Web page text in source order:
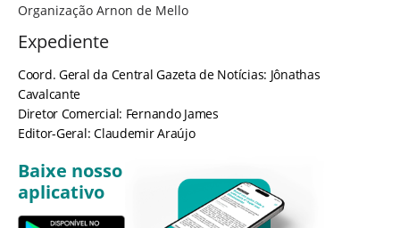
Organização Arnon de Mello
Expediente
Coord. Geral da Central Gazeta de Notícias: Jônathas
Cavalcante
Diretor Comercial: Fernando James
Editor-Geral: Claudemir Araújo
Baixe nosso
aplicativo